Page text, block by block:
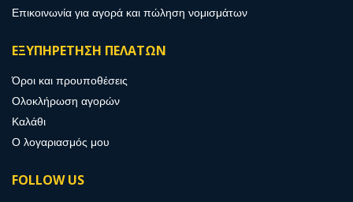
Επικοινωνία για αγορά και πώληση νομισμάτων
ΕΞΥΠΗΡΕΤΗΣΗ ΠΕΛΑΤΩΝ
Όροι και προυποθέσεις
Ολοκλήρωση αγορών
Καλάθι
Ο λογαριασμός μου
FOLLOW US